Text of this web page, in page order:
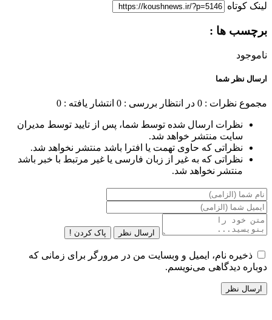
لینک کوتاه
برچسب ها :
ناموجود
ارسال نظر شما
مجموع نظرات : 0 در انتظار بررسی : 0 انتشار یافته : 0
نظرات ارسال شده توسط شما، پس از تایید توسط مدیران
سایت منتشر خواهد شد.
نظراتی که حاوی تهمت یا افترا باشد منتشر نخواهد شد.
نظراتی که به غیر از زبان فارسی یا غیر مرتبط با خبر باشد
منتشر نخواهد شد.
ارسال نظر پاک کردن !
ذخیره نام، ایمیل و وبسایت من در مرورگر برای زمانی که
دوباره دیدگاهی می‌نویسم.